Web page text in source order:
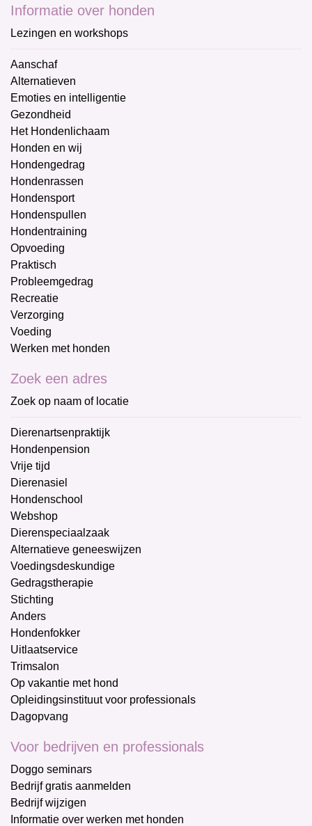
Informatie over honden
Lezingen en workshops
Aanschaf
Alternatieven
Emoties en intelligentie
Gezondheid
Het Hondenlichaam
Honden en wij
Hondengedrag
Hondenrassen
Hondensport
Hondenspullen
Hondentraining
Opvoeding
Praktisch
Probleemgedrag
Recreatie
Verzorging
Voeding
Werken met honden
Zoek een adres
Zoek op naam of locatie
Dierenartsenpraktijk
Hondenpension
Vrije tijd
Dierenasiel
Hondenschool
Webshop
Dierenspeciaalzaak
Alternatieve geneeswijzen
Voedingsdeskundige
Gedragstherapie
Stichting
Anders
Hondenfokker
Uitlaatservice
Trimsalon
Op vakantie met hond
Opleidingsinstituut voor professionals
Dagopvang
Voor bedrijven en professionals
Doggo seminars
Bedrijf gratis aanmelden
Bedrijf wijzigen
Informatie over werken met honden